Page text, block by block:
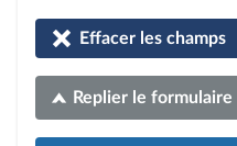
Effacer les champs
Replier le formulaire